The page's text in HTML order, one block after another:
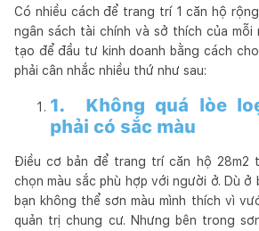
Có nhiều cách để trang trí 1 căn hộ
ngân sách tài chính và sở thích của mỗi
tạo để đầu tư kinh doanh bằng cách
phải cân nhắc nhiều thứ như sau:
1. Không quá lòe
phải có sắc màu
Điều cơ bản để trang trí căn hộ 28m2
chọn màu sắc phù hợp với người ở. Dù ở
bạn không thể sơn màu mình thích vì
quản trị chung cư. Nhưng bên trong